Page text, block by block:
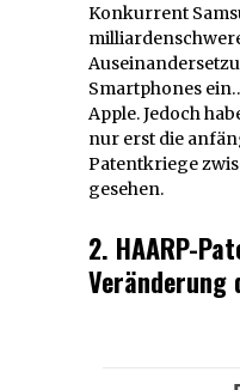
Konkurrent
Smartphones
Apple. Jedoch
nur erst die
Patentkriege
gesehen.
2. HAARP-
Veränderung